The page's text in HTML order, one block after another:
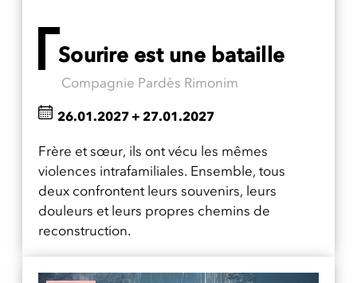
Sourire est une bataille
Compagnie Pardès Rimonim
Frère et sœur, ils ont vécu les mêmes
violences intrafamiliales. Ensemble, tous
deux confrontent leurs souvenirs, leurs
douleurs et leurs propres chemins de
reconstruction.
26.01.2027+ 27.01.2027